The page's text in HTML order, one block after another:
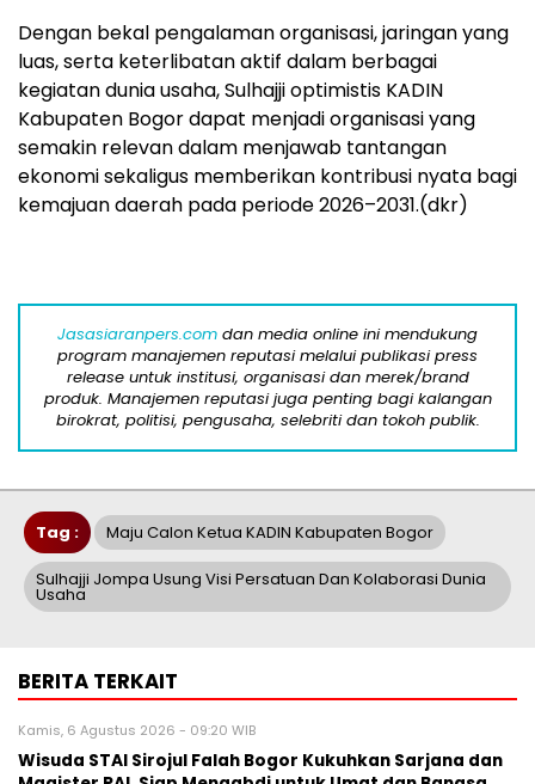
Dengan bekal pengalaman organisasi, jaringan yang
luas, serta keterlibatan aktif dalam berbagai
kegiatan dunia usaha, Sulhajji optimistis KADIN
Kabupaten Bogor dapat menjadi organisasi yang
semakin relevan dalam menjawab tantangan
ekonomi sekaligus memberikan kontribusi nyata bagi
kemajuan daerah pada periode 2026–2031.(dkr)
Jasasiaranpers.com dan media online ini mendukung
program manajemen reputasi melalui publikasi press
release untuk institusi, organisasi dan merek/brand
produk. Manajemen reputasi juga penting bagi kalangan
birokrat, politisi, pengusaha, selebriti dan tokoh publik.
Tag : Maju Calon Ketua KADIN Kabupaten Bogor
Sulhajji Jompa Usung Visi Persatuan Dan Kolaborasi Dunia
Usaha
BERITA TERKAIT
Kamis, 6 Agustus 2026 - 09:20 WIB
Wisuda STAI Sirojul Falah Bogor Kukuhkan Sarjana dan